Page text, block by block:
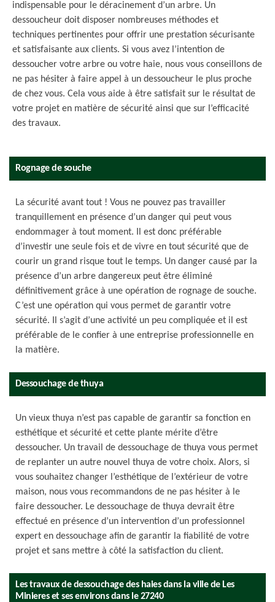
indispensable pour le déracinement d’un arbre. Un
dessoucheur doit disposer nombreuses méthodes et
techniques pertinentes pour offrir une prestation sécurisante
et satisfaisante aux clients. Si vous avez l’intention de
dessoucher votre arbre ou votre haie, nous vous conseillons de
ne pas hésiter à faire appel à un dessoucheur le plus proche
de chez vous. Cela vous aide à être satisfait sur le résultat de
votre projet en matière de sécurité ainsi que sur l’efficacité
des travaux.
Rognage de souche
La sécurité avant tout ! Vous ne pouvez pas travailler
tranquillement en présence d’un danger qui peut vous
endommager à tout moment. Il est donc préférable
d’investir une seule fois et de vivre en tout sécurité que de
courir un grand risque tout le temps. Un danger causé par la
présence d’un arbre dangereux peut être éliminé
définitivement grâce à une opération de rognage de souche.
C’est une opération qui vous permet de garantir votre
sécurité. Il s’agit d’une activité un peu compliquée et il est
préférable de le confier à une entreprise professionnelle en
la matière.
Dessouchage de thuya
Un vieux thuya n’est pas capable de garantir sa fonction en
esthétique et sécurité et cette plante mérite d’être
dessoucher. Un travail de dessouchage de thuya vous permet
de replanter un autre nouvel thuya de votre choix. Alors, si
vous souhaitez changer l’esthétique de l’extérieur de votre
maison, nous vous recommandons de ne pas hésiter à le
faire dessoucher. Le dessouchage de thuya devrait être
effectué en présence d’un intervention d’un professionnel
expert en dessouchage afin de garantir la fiabilité de votre
projet et sans mettre à côté la satisfaction du client.
Les travaux de dessouchage des haies dans la ville de Les
Minieres et ses environs dans le 27240